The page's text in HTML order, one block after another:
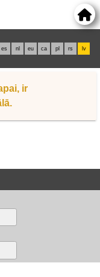
es nl eu ca pl rs lv
ir